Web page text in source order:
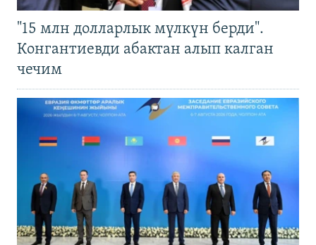
"15 млн долларлык мүлкүн берди".
Конгантиевди абактан алып калган
чечим